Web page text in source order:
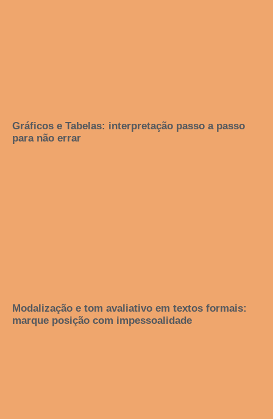
Gráficos e Tabelas: interpretação passo a passo
para não errar
Modalização e tom avaliativo em textos formais:
marque posição com impessoalidade